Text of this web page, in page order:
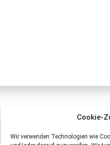
Cookie-
Wir verwenden Technologien wie